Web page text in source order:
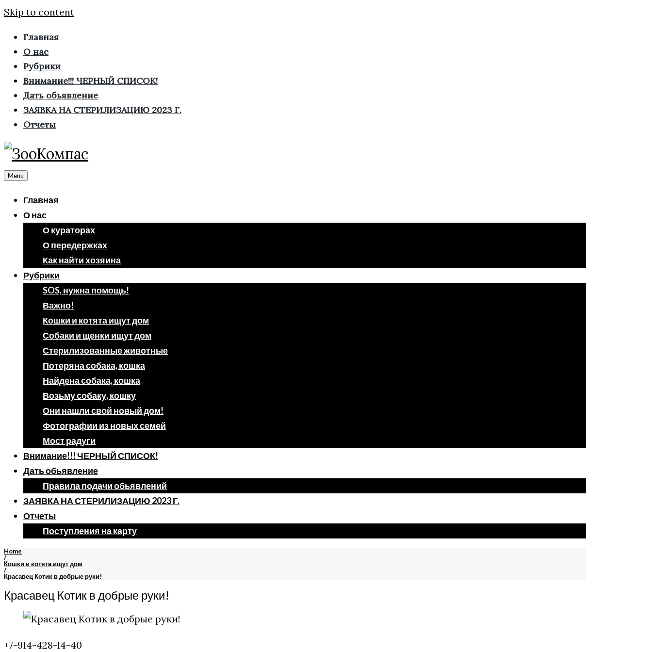
Skip to content
Главная
О нас
Рубрики
Внимание!!! ЧЕРНЫЙ СПИСОК!
Дать обьявление
ЗАЯВКА НА СТЕРИЛИЗАЦИЮ 2023 Г.
Отчеты
Menu
Главная
О нас
О кураторах
О передержках
Как найти хозяина
Рубрики
SOS, нужна помощь!
Важно!
Кошки и котята ищут дом
Собаки и щенки ищут дом
Стерилизованные животные
Потеряна собака, кошка
Найдена собака, кошка
Возьму собаку, кошку
Они нашли свой новый дом!
Фотографии из новых семей
Мост радуги
Внимание!!! ЧЕРНЫЙ СПИСОК!
Дать обьявление
Правила подачи обьявлений
ЗАЯВКА НА СТЕРИЛИЗАЦИЮ 2023 Г.
Отчеты
Поступления на карту
Home
/
Кошки и котята ищут дом
/
Красавец Котик в добрые руки!
Красавец Котик в добрые руки!
+7-914-428-14-40